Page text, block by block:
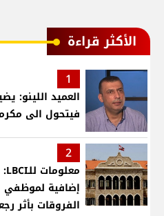
الأكثر قراءة
1
العميد اللينو:
فيتحول الى
2
إضافية لموظفي
الفروقات بأثر